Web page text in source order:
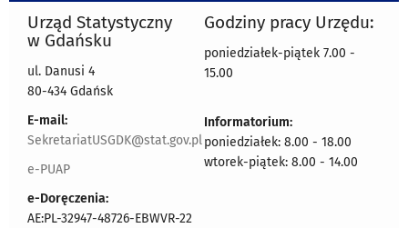
Urząd Statystyczny
w Gdańsku
ul. Danusi 4
80-434 Gdańsk
E-mail:
SekretariatUSGDK@stat.gov.pl
e-PUAP
e-Doręczenia:
AE:PL-32947-48726-EBWVR-22
Godziny pracy Urzędu:
poniedziałek-piątek 7.00 -
15.00
Informatorium:
poniedziałek: 8.00 - 18.00
wtorek-piątek: 8.00 - 14.00